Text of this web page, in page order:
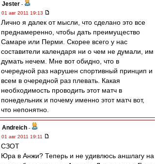
Jester -
01 авг 2011 19:13
Лично я далек от мысли, что сделано это все
преднамеренно, чтобы дать преимущество
Самаре или Перми. Скорее всего у нас
составители календаря ни о чем не думали, им
думать нечем. Мне вот обидно, что в
очередной раз нарушен спортивный принцип и
всем в очередной раз плевать. Какая
необходимость проводить этот матч в
понедельник и почему именно этот матч вот,
что непонятно.
Andreich -
01 авг 2011 19:11
СЗОТ
Юра в Анжи? Теперь и не удивлюсь аншлагу на